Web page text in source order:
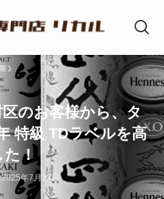
のお客様から、タ
特級 TDラベルを高
た！
2025年7月23日